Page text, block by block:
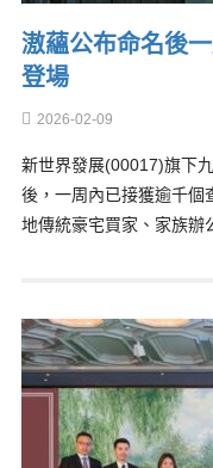
滶蘊公布命名後
登場
2026-02-09
新世界發展(00017)旗下
後，一周內已接獲逾千個
地傳統豪宅買家、家族辦